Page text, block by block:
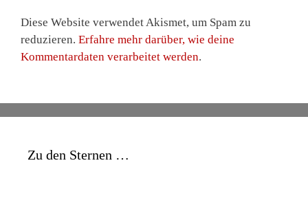
Diese Website verwendet Akismet, um Spam zu
reduzieren. Erfahre mehr darüber, wie deine
Kommentardaten verarbeitet werden.
Zu den Sternen …